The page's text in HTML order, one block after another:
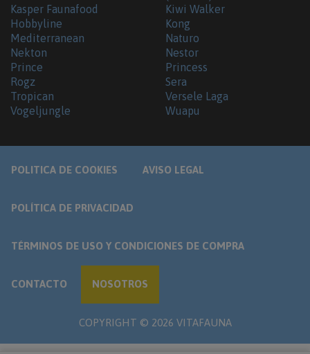
Kasper Faunafood
Hobbyline
Kiwi Walker
Kong
Mediterranean
Naturo
Nekton
Nestor
Prince
Princess
Rogz
Sera
Tropican
Versele Laga
Vogeljungle
Wuapu
POLITICA DE COOKIES AVISO LEGAL
POLÍTICA DE PRIVACIDAD
TÉRMINOS DE USO Y CONDICIONES DE COMPRA
CONTACTO NOSOTROS
COPYRIGHT © 2026 VITAFAUNA